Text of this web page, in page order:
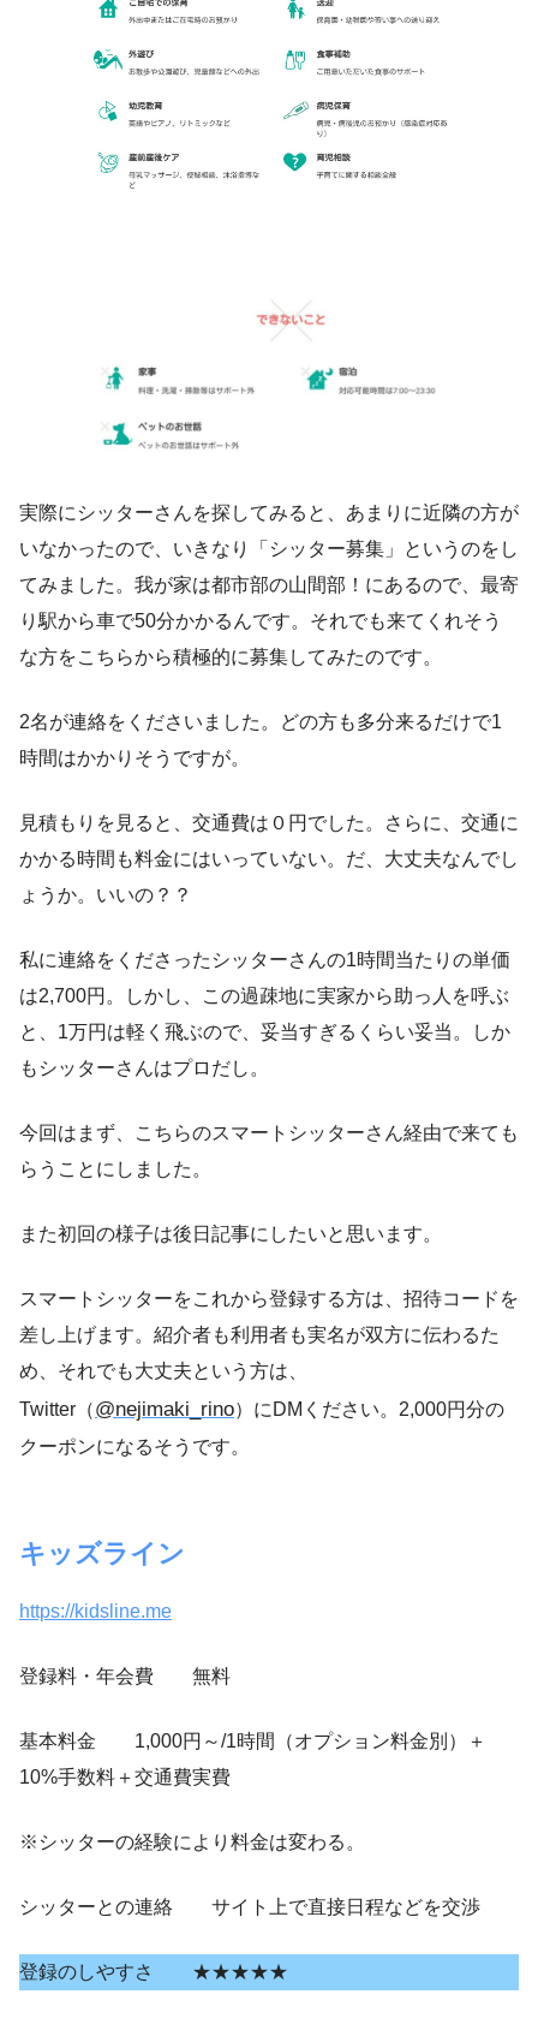
実際にシッターさんを探してみると、あまりに近隣の方が
いなかったので、いきなり「シッター募集」というのをし
てみました。我が家は都市部の山間部！にあるので、最寄
り駅から車で50分かかるんです。それでも来てくれそう
な方をこちらから積極的に募集してみたのです。
2名が連絡をくださいました。どの方も多分来るだけで1
時間はかかりそうですが。
見積もりを見ると、交通費は０円でした。さらに、交通に
かかる時間も料金にはいっていない。だ、大丈夫なんでし
ょうか。いいの？？
私に連絡をくださったシッターさんの1時間当たりの単価
は2,700円。しかし、この過疎地に実家から助っ人を呼ぶ
と、1万円は軽く飛ぶので、妥当すぎるくらい妥当。しか
もシッターさんはプロだし。
今回はまず、こちらのスマートシッターさん経由で来ても
らうことにしました。
また初回の様子は後日記事にしたいと思います。
スマートシッターをこれから登録する方は、招待コードを
差し上げます。紹介者も利用者も実名が双方に伝わるた
め、それでも大丈夫という方は、
Twitter（@nejimaki_rino）にDMください。2,000円分の
クーポンになるそうです。
キッズライン
https://kidsline.me
登録料・年会費 無料
基本料金 1,000円～/1時間（オプション料金別）＋
10%手数料＋交通費実費
※シッターの経験により料金は変わる。
シッターとの連絡 サイト上で直接日程などを交渉
登録のしやすさ ★★★★★